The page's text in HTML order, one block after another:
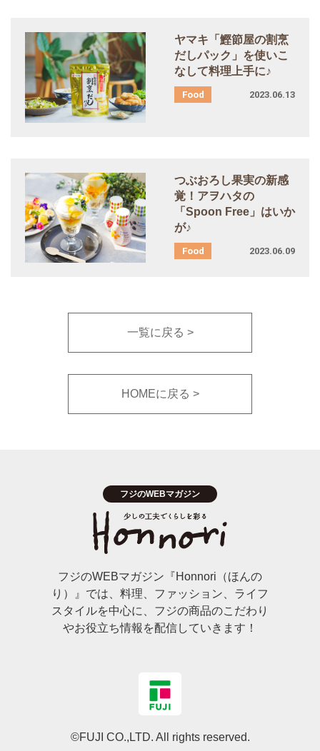
ヤマキ「鰹節屋の割烹
だしパック」を使いこ
なして料理上手に♪
2023.06.13
つぶおろし果実の新感
覚！アヲハタの
「Spoon Free」はいか
が♪
2023.06.09
一覧に戻る
HOMEに戻る
フジのWEBマガジン『Honnori（ほんの
り）』では、料理、ファッション、ライフ
スタイルを中心に、フジの商品のこだわり
やお役立ち情報を配信していきます！
©FUJI CO.,LTD. All rights reserved.